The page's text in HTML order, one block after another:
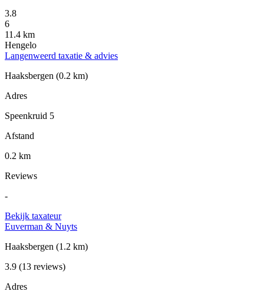
3.8
6
11.4 km
Hengelo
Langenweerd taxatie & advies
Haaksbergen (0.2 km)
Adres
Speenkruid 5
Afstand
0.2 km
Reviews
-
Bekijk taxateur
Euverman & Nuyts
Haaksbergen (1.2 km)
3.9 (13 reviews)
Adres